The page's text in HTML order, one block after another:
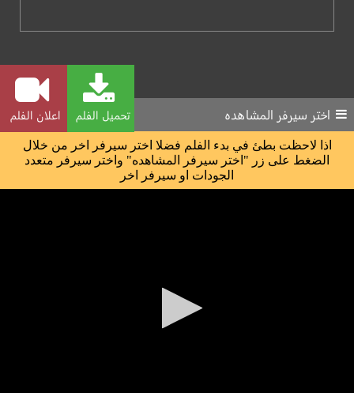
تحميل الفلم اعلان الفلم اختر سيرفر المشاهده
اذا لاحظت بطئ في بدء الفلم فضلا اختر سيرفر اخر من خلال
الضغط على زر "اختر سيرفر المشاهده" واختر سيرفر متعدد
الجودات او سيرفر اخر